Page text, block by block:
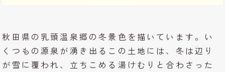
秋田県の乳頭温泉郷の冬景色を描いています。い
くつもの源泉が湧き出るこの土地には、冬は辺り
が雪に覆われ、立ちこめる湯けむりと合わさった